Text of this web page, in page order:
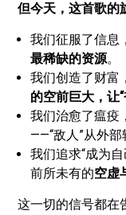
但今天，这首歌的
我们征服了信息
最稀缺的资源。
我们创造了财富
的空前巨大，让
我们治愈了瘟疫
——“敌人”从外部
我们追求“成为
前所未有的空虚
这一切的信号都在